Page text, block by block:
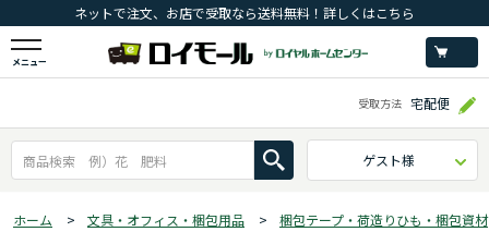
ネットで注文、お店で受取なら送料無料！詳しくはこちら
メニュー
受取方法 宅配便
ゲスト様
ホーム > 文具・オフィス・梱包用品 > 梱包テープ・荷造りひも・梱包資材